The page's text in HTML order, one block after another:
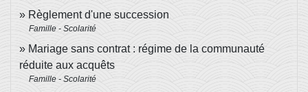
Règlement d'une succession
Famille - Scolarité
Mariage sans contrat : régime de la communauté
réduite aux acquêts
Famille - Scolarité